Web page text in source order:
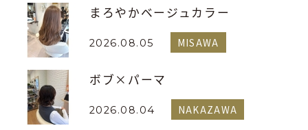
まろやかベージュカラー
2026.08.05 MISAWA
ボブ×パーマ
2026.08.04 NAKAZAWA